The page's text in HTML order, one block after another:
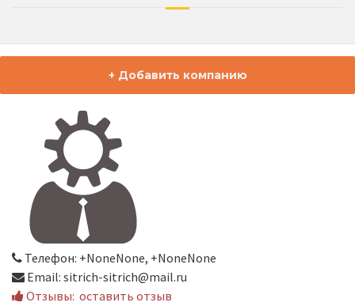
+ Добавить компанию
Телефон: +NoneNone, +NoneNone
Email: sitrich-sitrich@mail.ru
Отзывы: оставить отзыв